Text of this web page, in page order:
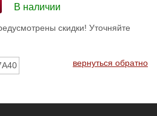
В наличии
скидки! Уточняйте
вернуться обратно